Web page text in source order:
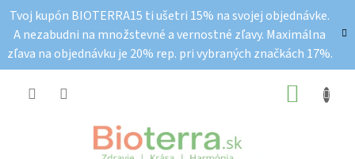
obsah
Tvoj kupón BIOTERRA15 ti ušetri 15% na svojej objednávke.
A nezabudni na množstevné a vernostné zľavy. Maximálna
zľava na objednávku je 20% rep. pri vybraných značkách 17%.